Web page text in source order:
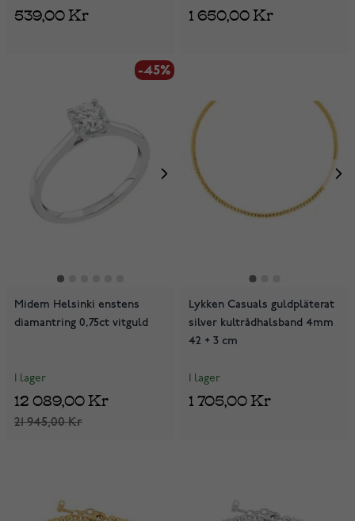
539,00 Kr 1 650,00 Kr
-45%
Midem Helsinki enstens
diamantring 0,75ct vitguld
I lager
21 945,00 Kr
12 089,00 Kr
Lykken Casuals guldpläterat
silver kultrådhalsband 4mm
42 + 3 cm
I lager
1 705,00 Kr